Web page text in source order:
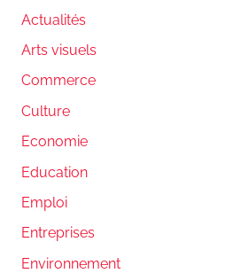
Actualités
Arts visuels
Commerce
Culture
Economie
Education
Emploi
Entreprises
Environnement